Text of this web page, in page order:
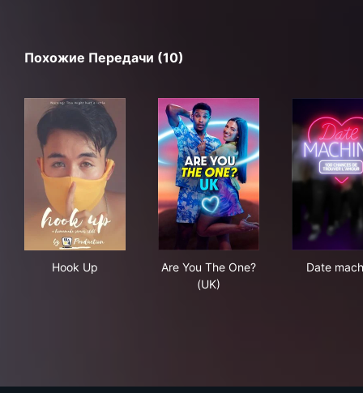
Похожие Передачи (10)
Hook Up
Are You The One?
(UK)
Date